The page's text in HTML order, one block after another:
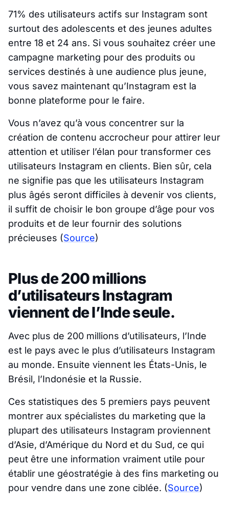
71% des utilisateurs actifs sur Instagram sont
surtout des adolescents et des jeunes adultes
entre 18 et 24 ans. Si vous souhaitez créer une
campagne marketing pour des produits ou
services destinés à une audience plus jeune,
vous savez maintenant qu’Instagram est la
bonne plateforme pour le faire.
Vous n’avez qu’à vous concentrer sur la
création de contenu accrocheur pour attirer leur
attention et utiliser l’élan pour transformer ces
utilisateurs Instagram en clients. Bien sûr, cela
ne signifie pas que les utilisateurs Instagram
plus âgés seront difficiles à devenir vos clients,
il suffit de choisir le bon groupe d’âge pour vos
produits et de leur fournir des solutions
précieuses (Source)
Plus de 200 millions
d’utilisateurs Instagram
viennent de l’Inde seule.
Avec plus de 200 millions d’utilisateurs, l’Inde
est le pays avec le plus d’utilisateurs Instagram
au monde. Ensuite viennent les États-Unis, le
Brésil, l’Indonésie et la Russie.
Ces statistiques des 5 premiers pays peuvent
montrer aux spécialistes du marketing que la
plupart des utilisateurs Instagram proviennent
d’Asie, d’Amérique du Nord et du Sud, ce qui
peut être une information vraiment utile pour
établir une géostratégie à des fins marketing ou
pour vendre dans une zone ciblée. (Source)